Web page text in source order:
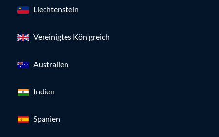
Liechtenstein
Vereinigtes Königreich
Australien
Indien
Spanien